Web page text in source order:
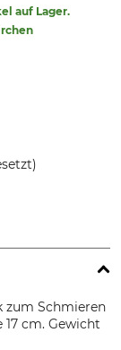
auf Lager.
zum Schmieren
cm. Gewicht